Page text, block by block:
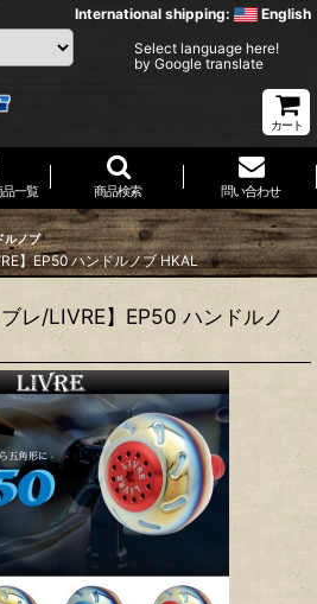
International shipping: English
Select language here!
by Google translate
カート
一覧 商品検索 問い合わせ
ルノブ
】EP50 ハンドルノブ HKAL
レ/LIVRE】EP50 ハンドルノ